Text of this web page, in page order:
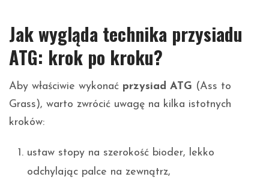
Jak wygląda technika przysiadu
ATG: krok po kroku?
Aby właściwie wykonać przysiad ATG (Ass to
Grass), warto zwrócić uwagę na kilka istotnych
kroków:
ustaw stopy na szerokość bioder, lekko
odchylając palce na zewnątrz,